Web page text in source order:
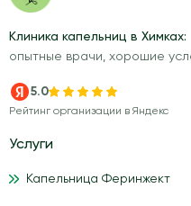
Клиника капельниц в Химках:
опытные врачи, хорошие
5.0
Рейтинг организации в Яндекс
Услуги
Капельница Феринжект